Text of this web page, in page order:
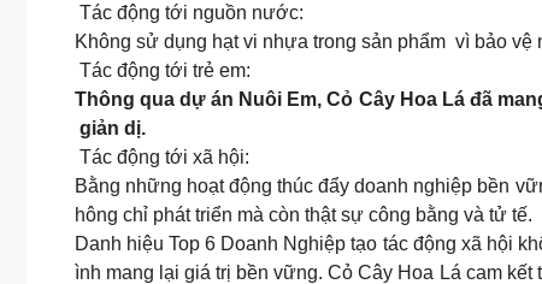
Tác động tới nguồn nước:
Không sử dụng hạt vi nhựa trong sản phẩm vì bảo
Tác động tới trẻ em:
Thông qua dự án Nuôi Em, Cỏ Cây Hoa Lá đã
giản dị.
Tác động tới xã hội:
Bằng những hoạt động thúc đẩy doanh nghiệp bền
hông chỉ phát triển mà còn thật sự công bằng và tử tế.
Danh hiệu Top 6 Doanh Nghiệp tạo tác động xã hội
ình mang lại giá trị bền vững. Cỏ Cây Hoa Lá cam